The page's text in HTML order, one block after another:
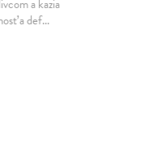
a kazia
a def...